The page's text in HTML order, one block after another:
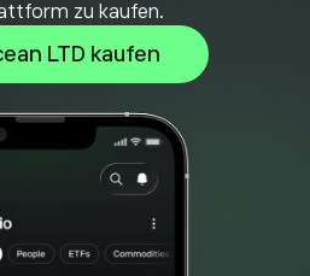
zu kaufen.
LTD kaufen